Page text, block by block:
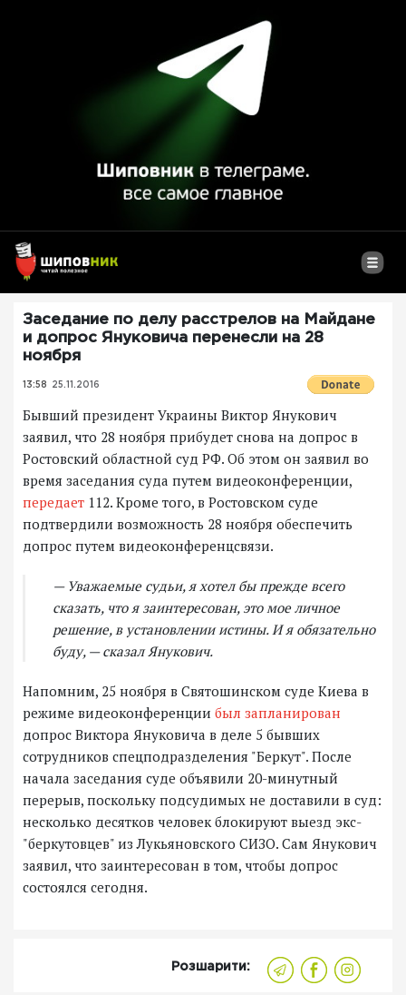
Заседание по делу расстрелов на Майдане
и допрос Януковича перенесли на 28
ноября
13:58 25.11.2016
Бывший президент Украины Виктор Янукович
заявил, что 28 ноября прибудет снова на допрос в
Ростовский областной суд РФ. Об этом он заявил во
время заседания суда путем видеоконференции,
передает 112. Кроме того, в Ростовском суде
подтвердили возможность 28 ноября обеспечить
допрос путем видеоконференцсвязи.
— Уважаемые судьи, я хотел бы прежде всего
сказать, что я заинтересован, это мое личное
решение, в установлении истины. И я обязательно
буду, — сказал Янукович.
Напомним, 25 ноября в Святошинском суде Киева в
режиме видеоконференции был запланирован
допрос Виктора Януковича в деле 5 бывших
сотрудников спецподразделения "Беркут". После
начала заседания суде объявили 20-минутный
перерыв, поскольку подсудимых не доставили в суд:
несколько десятков человек блокируют выезд экс-
"беркутовцев" из Лукьяновского СИЗО. Сам Янукович
заявил, что заинтересован в том, чтобы допрос
состоялся сегодня.
Розшарити: